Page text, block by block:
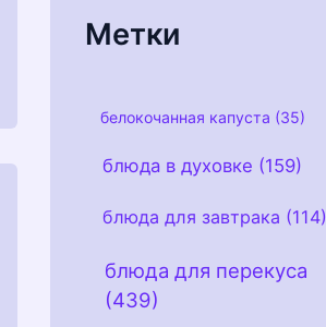
Метки
белокочанная капуста (35)
блюда в духовке (159)
блюда для завтрака (114)
блюда для перекуса
(439)